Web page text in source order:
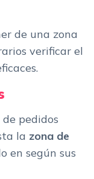
de una zona
verificar el
pedidos
la zona de
en según sus